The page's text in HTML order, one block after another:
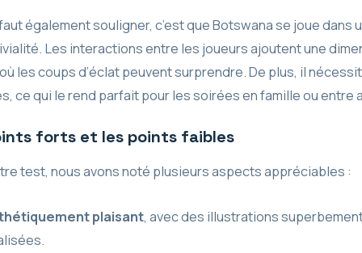
également souligner, c’est que Botswana se joue dans
Les interactions entre les joueurs ajoutent une
les coups d’éclat peuvent surprendre. De plus, il
ce qui le rend parfait pour les soirées en famille ou entre
forts et les points faibles
test, nous avons noté plusieurs aspects appréciables :
plaisant, avec des illustrations